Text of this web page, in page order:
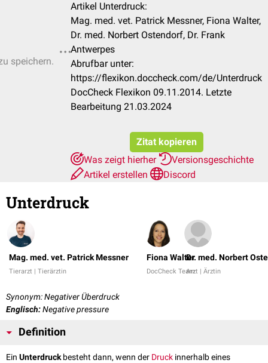
speichern.
Artikel Unterdruck:
Mag. med. vet. Patrick Messner, Fiona Walter,
Dr. med. Norbert Ostendorf, Dr. Frank
Antwerpes
Abrufbar unter:
https://flexikon.doccheck.com/de/Unterdruck
DocCheck Flexikon 09.11.2014. Letzte
Bearbeitung 21.03.2024
Zitat kopieren
Was zeigt hierher
Versionsgeschichte
Artikel erstellen
Discord
Unterdruck
Mag. med. vet. Patrick Messner
Tierarzt | Tierärztin
Fiona Walter
DocCheck Team
Dr. med. Norbert
Arzt | Ärztin
Synonym: Negativer Überdruck
Englisch:Negative pressure
Definition
Ein Unterdruckbesteht dann, wenn der Druck innerhalb eines